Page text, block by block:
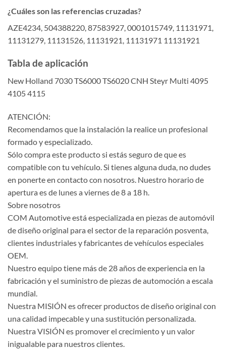
¿Cuáles son las referencias cruzadas?
AZE4234, 504388220, 87583927, 0001015749, 11131971,
11131279, 11131526, 11131921, 11131971 11131921
Tabla de aplicación
New Holland 7030 TS6000 TS6020 CNH Steyr Multi 4095
4105 4115
ATENCIÓN:
Recomendamos que la instalación la realice un profesional
formado y especializado.
Sólo compra este producto si estás seguro de que es
compatible con tu vehículo. Si tienes alguna duda, no dudes
en ponerte en contacto con nosotros. Nuestro horario de
apertura es de lunes a viernes de 8 a 18 h.
Sobre nosotros
COM Automotive está especializada en piezas de automóvil
de diseño original para el sector de la reparación posventa,
clientes industriales y fabricantes de vehículos especiales
OEM.
Nuestro equipo tiene más de 28 años de experiencia en la
fabricación y el suministro de piezas de automoción a escala
mundial.
Nuestra MISIÓN es ofrecer productos de diseño original con
una calidad impecable y una sustitución personalizada.
Nuestra VISIÓN es promover el crecimiento y un valor
inigualable para nuestros clientes.